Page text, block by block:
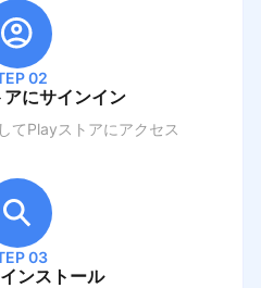
02
にサインイン
てPlayストアにアクセス
03
ンストール